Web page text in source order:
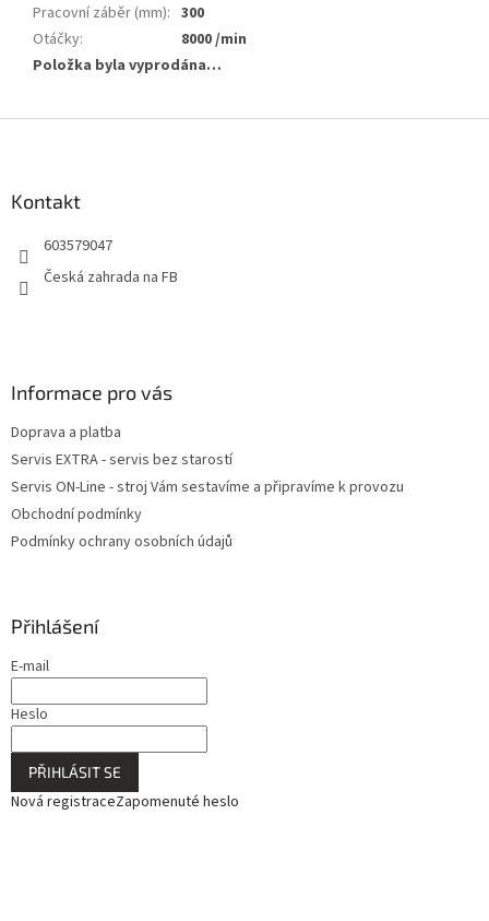
Pracovní záběr (mm): 300
Otáčky:
8000 /min
Položka byla vyprodána…
Kontakt
603579047
Česká zahrada na FB
Informace pro vás
Doprava a platba
Servis EXTRA - servis bez starostí
Servis ON-Line - stroj Vám sestavíme a připravíme k provozu
Obchodní podmínky
Podmínky ochrany osobních údajů
Přihlášení
E-mail
Heslo
PŘIHLÁSIT SE
Nová registraceZapomenuté heslo